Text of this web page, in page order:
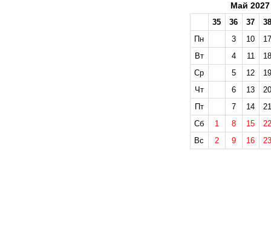
Май 2027
35 36 37
38
Пн
3 10
17
Вт
4 11
18
Ср
5 12
19
Чт
6 13
20
Пт
7 14
21
Сб
1 8 15
22
Вс
2 9 16 23